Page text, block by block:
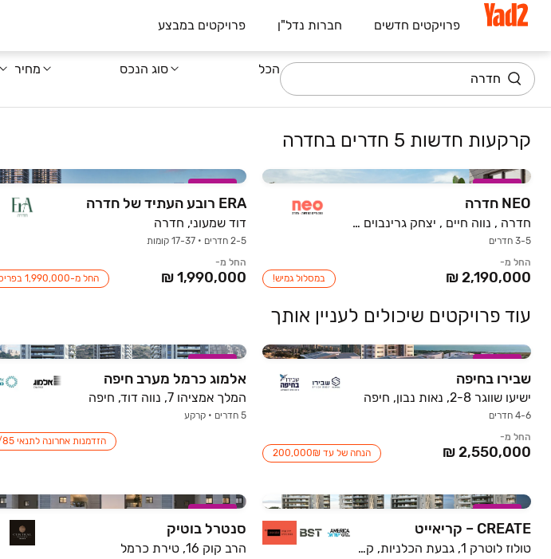
פרויקטים חדשים חברות נדל"ן פרויקטים במבצע
קרקעות חדשות 5 חדרים בחדרה
במבצע
NEO חדרה
חדרה , נווה חיים , יצחק גרינבוים / גיורא צחור
3-5 חדרים
החל מ-
במסלול גמיש!
במבצע
ERA רובע העתיד של חדרה
דוד שמעוני, חדרה
2-5 חדרים • 17-37 קומות
החל מ-
החל מ-1,990,000 בפריסייל
עוד פרויקטים שיכולים לעניין אותך
במבצע
שבירו בחיפה
ישיעו שווגר 2-8, נאות נבון, חיפה
4-6 חדרים
החל מ-
הנחה של עד ‏₪‏200,000
במבצע
אלמוג כרמל מערב חיפה
המלך אמציהו 7, נווה דוד, חיפה
5 חדרים • קרקע
הזדמנות אחרונה לתנאי 15/85
במבצע
CREATE – קריאייט
טולוז לוטרק 1, גבעת הכלניות, קרית אתא
במבצע
סנטרל בוטיק
הרב קוק 16, טירת כרמל
הכל סוג הנכס מחיר